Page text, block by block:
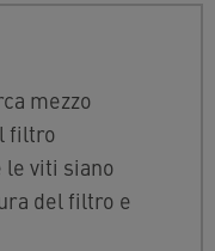
mezzo
filtro
viti siano
del filtro e